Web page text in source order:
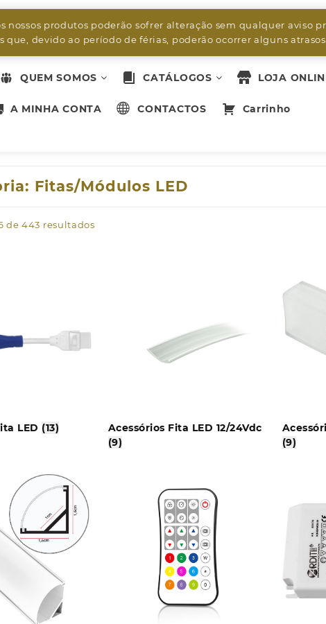
nossos produtos poderão sofrer alteração sem qualquer
que, devido ao período de férias, poderão ocorrer alguns
QUEM SOMOS CATÁLOGOS LOJA
A MINHA CONTA CONTACTOS Carrinho
Fitas/Módulos LED
de 443 resultados
LED (13)
Acessórios Fita LED 12/24Vdc
(9)
(9)